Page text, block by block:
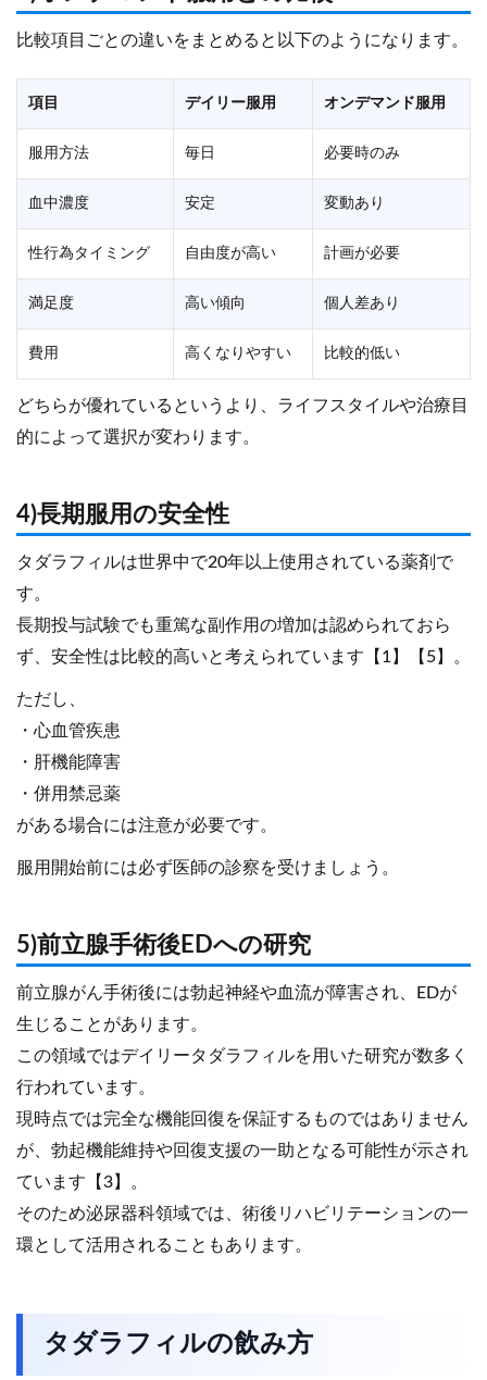
比較項目ごとの違いをまとめると以下のようになります。
項目 デイリー服用 オンデマンド服用
服用方法 毎日 必要時のみ
血中濃度 安定 変動あり
性行為タイミング 自由度が高い 計画が必要
満足度 高い傾向 個人差あり
費用 高くなりやすい 比較的低い
どちらが優れているというより、ライフスタイルや治療目
的によって選択が変わります。
4)長期服用の安全性
タダラフィルは世界中で20年以上使用されている薬剤で
す。
長期投与試験でも重篤な副作用の増加は認められておら
ず、安全性は比較的高いと考えられています【1】【5】。
ただし、
・心血管疾患
・肝機能障害
・併用禁忌薬
がある場合には注意が必要です。
服用開始前には必ず医師の診察を受けましょう。
5)前立腺手術後EDへの研究
前立腺がん手術後には勃起神経や血流が障害され、EDが
生じることがあります。
この領域ではデイリータダラフィルを用いた研究が数多く
行われています。
現時点では完全な機能回復を保証するものではありません
が、勃起機能維持や回復支援の一助となる可能性が示され
ています【3】。
そのため泌尿器科領域では、術後リハビリテーションの一
環として活用されることもあります。
タダラフィルの飲み方